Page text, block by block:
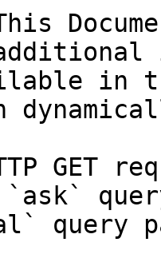
in
GET
query